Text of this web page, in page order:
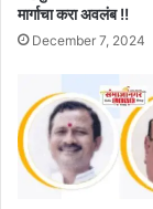
मार्गाचा करा अवलंब !!
December 7, 2024